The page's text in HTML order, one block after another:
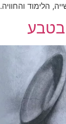
הלימוד והחוויה.
בטבע